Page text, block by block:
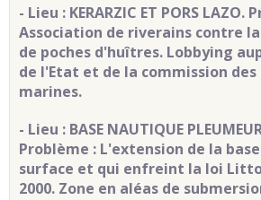
- Lieu : KERARZIC ET PORS LAZO.
Association de riverains contre
de poches d'huîtres. Lobbying
de l'Etat et de la commission
marines.
- Lieu : BASE NAUTIQUE
Problème : L'extension de la
surface et qui enfreint la loi
2000. Zone en aléas de